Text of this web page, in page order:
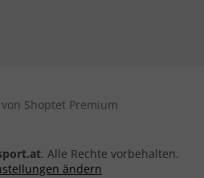
Shoptet Premium
. Alle Rechte vorbehalten.
ändern